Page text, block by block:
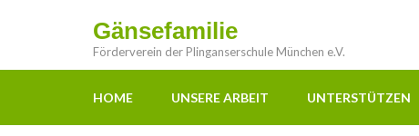
Gänsefamilie
Förderverein der Plinganserschule München e.V.
HOME UNSERE ARBEIT UNTERSTÜTZEN